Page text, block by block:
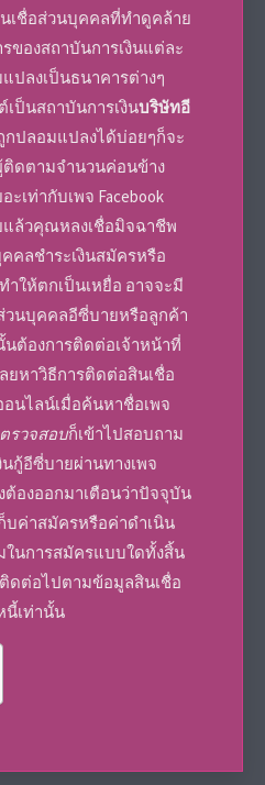
เชื่อส่วนบุคคลที่ทำดูคล้าย
ของสถาบันการเงินแต่ละ
ปลงเป็นธนาคารต่างๆ
ป็นสถาบันการเงินบริษัทอี
กปลอมแปลงได้บ่อยๆก็จะ
ติดตามจำนวนค่อนข้าง
ะเท่ากับเพจ Facebook
แล้วคุณหลงเชื่อมิจฉาชีพ
คลชำระเงินสมัครหรือ
ำให้ตกเป็นเหยื่อ อาจจะมี
วนบุคคลอีซี่บายหรือลูกค้า
ต้องการติดต่อเจ้าหน้าที่
ยหาวิธีการติดต่อสินเชื่อ
อนไลน์เมื่อค้นหาชื่อเพจ
ตรวจสอบก็เข้าไปสอบถาม
นกู้อีซี่บายผ่านทางเพจ
ต้องออกมาเตือนว่าปัจจุบัน
บค่าสมัครหรือค่าดำเนิน
ในการสมัครแบบใดทั้งสิ้น
ดต่อไปตามข้อมูลสินเชื่อ
นี้เท่านั้น